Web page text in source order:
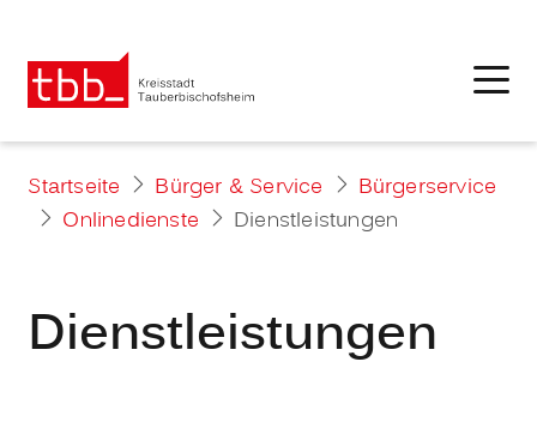
Startseite Bürger & Service
Bürgerservice
Onlinedienste
Dienstleistungen
Dienstleistungen